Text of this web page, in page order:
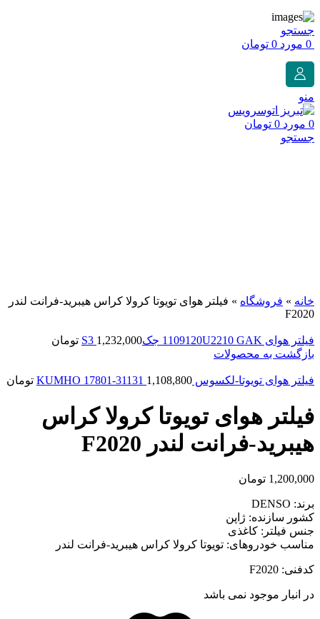
جستجو
0 مورد 0 تومان
منو
0 مورد 0 تومان
جستجو
خانه » فروشگاه » فیلتر هوای تویوتا کرولا کراس هیبرید-فرانت لندر
F2020
فیلتر هوای 1109120U2210 GAK جکS3 1,232,000
تومان
بازگشت به محصولات
فیلتر هوای تویوتا-لکسوس KUMHO 17801-31131 1,108,800 تومان
فیلتر هوای تویوتا کرولا کراس
هیبرید-فرانت لندر F2020
1,200,000 تومان
برند: DENSO
کشور سازنده: ژاپن
جنس فیلتر: کاغذی
مناسب خودروهای: تویوتا کرولا کراس هیبرید-فرانت لندر
کدفنی: F2020
در انبار موجود نمی باشد